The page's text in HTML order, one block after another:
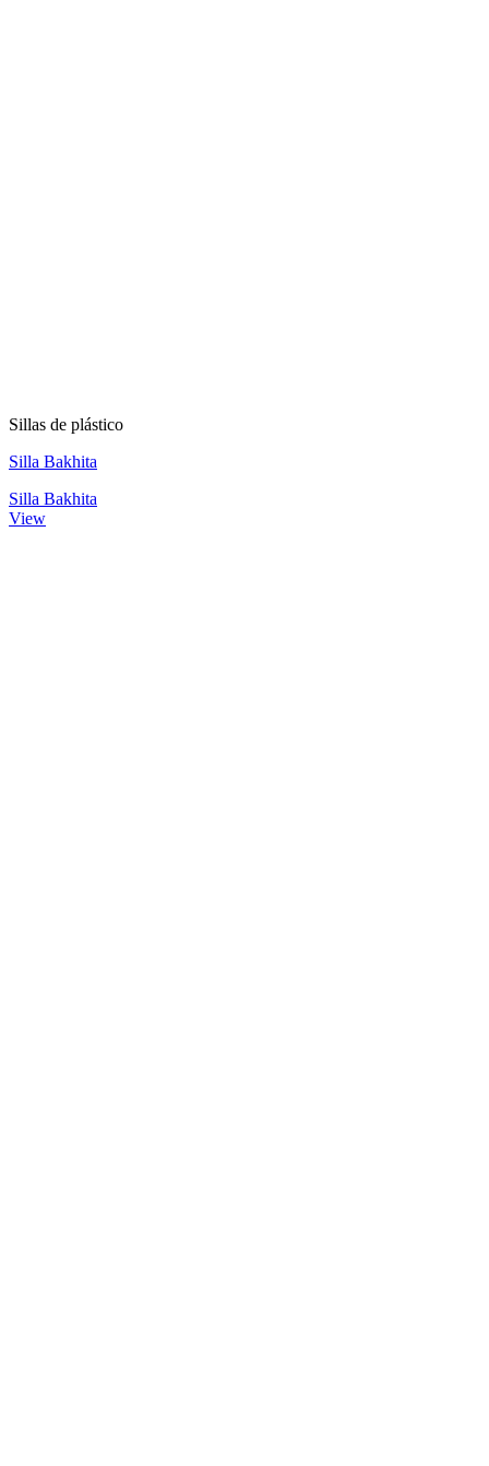
Sillas de plástico
Silla Bakhita
Silla Bakhita
View